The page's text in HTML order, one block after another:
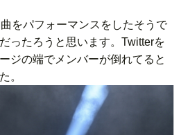
をパフォーマンスをしたそうで
ったろうと思います。Twitterを
ジの端でメンバーが倒れてると
。